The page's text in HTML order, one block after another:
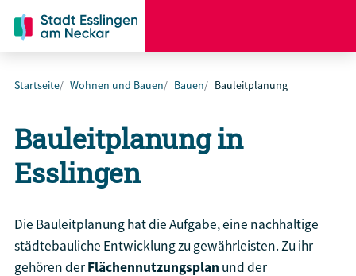
Startseite Wohnen und Bauen Bauen Bauleitplanung
Bauleitplanung in
Esslingen
Die Bauleitplanung hat die Aufgabe, eine nachhaltige
städtebauliche Entwicklung zu gewährleisten. Zu ihr
gehören derFlächennutzungsplan und der